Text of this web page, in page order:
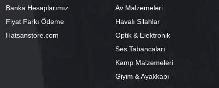
Banka Hesaplarımız
Fiyat Farkı Ödeme
Hatsanstore.com
Av Malzemeleri
Havalı Silahlar
Optik & Elektronik
Ses Tabancaları
Kamp Malzemeleri
Giyim & Ayakkabı